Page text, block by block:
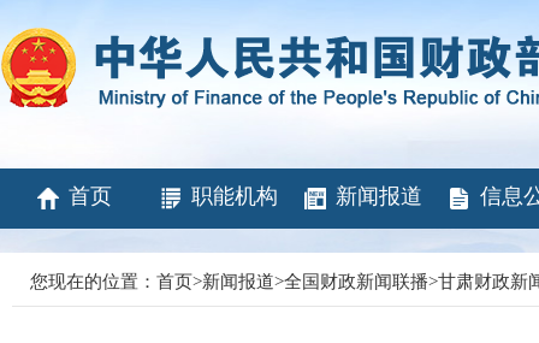
首页 职能机构 新闻报道 信息
您现在的位置： 首页>新闻报道>全国财政新闻联播>甘肃财政新